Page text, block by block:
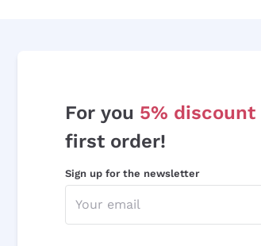
For you 5% discount
first order!
Sign up for the newsletter